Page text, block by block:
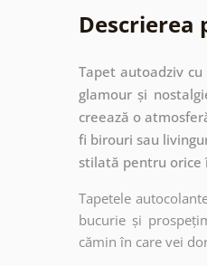
Tapet autoadziv
glamour și
creează o
fi birouri sau
stilată pentru orice
Tapetele
bucurie și
cămin în care vei